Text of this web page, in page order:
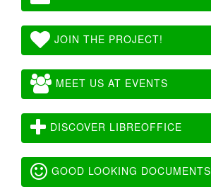
JOIN THE PROJECT!
MEET US AT EVENTS
DISCOVER LIBREOFFICE
GOOD LOOKING DOCUMENTS